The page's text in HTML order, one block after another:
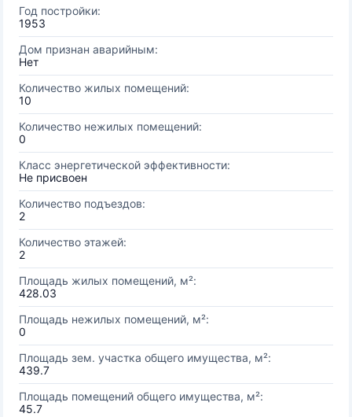
Год постройки:
1953
Дом признан аварийным:
Нет
Количество жилых помещений:
10
Количество нежилых помещений:
0
Класс энергетической эффективности:
Не присвоен
Количество подъездов:
2
Количество этажей:
2
Площадь жилых помещений, м²:
428.03
Площадь нежилых помещений, м²:
0
Площадь зем. участка общего имущества, м²:
439.7
Площадь помещений общего имущества, м²:
45.7